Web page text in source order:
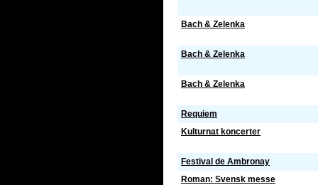
Bach & Zelenka
Bach & Zelenka
Bach & Zelenka
Requiem
Kulturnat koncerter
Festival de Ambronay
Roman: Svensk messe